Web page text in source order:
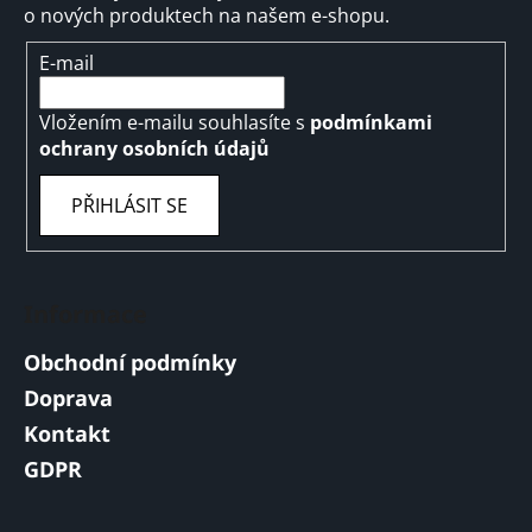
o nových produktech na našem e-shopu.
E-mail
Vložením e-mailu souhlasíte s podmínkami
ochrany osobních údajů
PŘIHLÁSIT SE
Obchodní podmínky
Doprava
Kontakt
GDPR